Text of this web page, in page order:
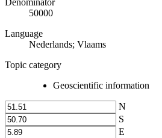
50000
Language
Nederlands; Vlaams
Topic category
Geoscientific information
N
S
E